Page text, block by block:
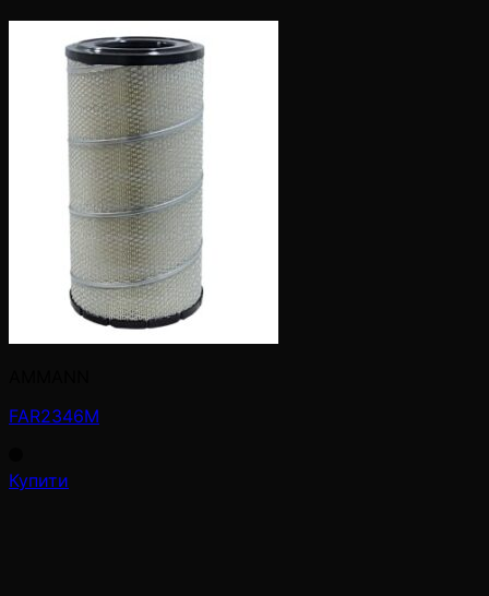
FAR2346M
Купити